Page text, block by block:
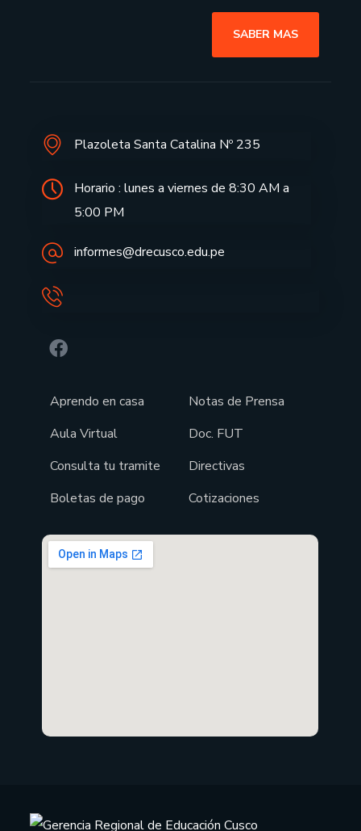
SABER MAS
Plazoleta Santa Catalina Nº 235
Horario : lunes a viernes de 8:30 AM a
5:00 PM
informes@drecusco.edu.pe
Aprendo en casa
Aula Virtual
Consulta tu tramite
Boletas de pago
Notas de Prensa
Doc. FUT
Directivas
Cotizaciones